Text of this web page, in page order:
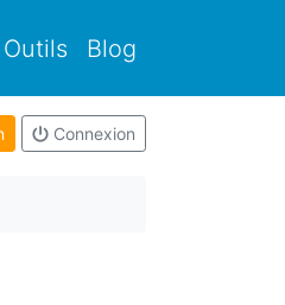
Outils Blog
Connexion